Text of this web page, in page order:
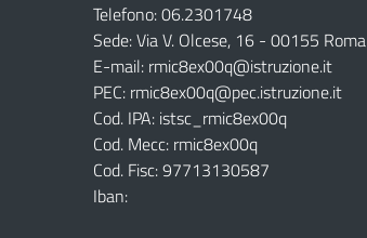
Telefono: 06.2301748
Sede: Via V. Olcese, 16 - 00155 Roma
E-mail: rmic8ex00q@istruzione.it
PEC: rmic8ex00q@pec.istruzione.it
Cod. IPA: istsc_rmic8ex00q
Cod. Mecc: rmic8ex00q
Cod. Fisc: 97713130587
Iban: